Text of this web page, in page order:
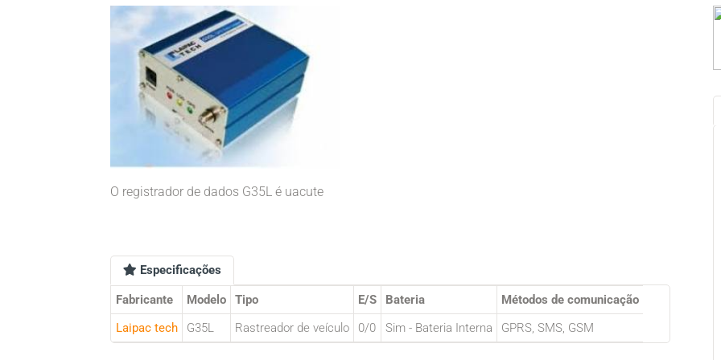
O registrador de dados G35L é uacute
Especificações
Fabricante Modelo Tipo E/S Bateria
Métodos de comunicação
Laipac tech
G35L Rastreador de veículo 0/0 Sim - Bateria Interna GPRS, SMS, GSM